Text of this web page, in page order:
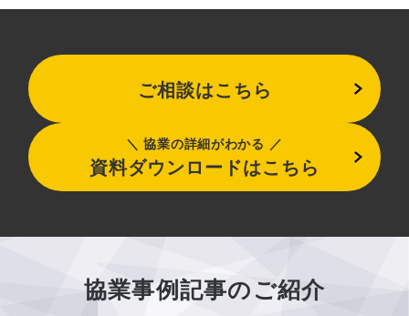
ご相談はこちら
協業の詳細がわかる
資料ダウンロードはこちら
協業事例記事のご紹介